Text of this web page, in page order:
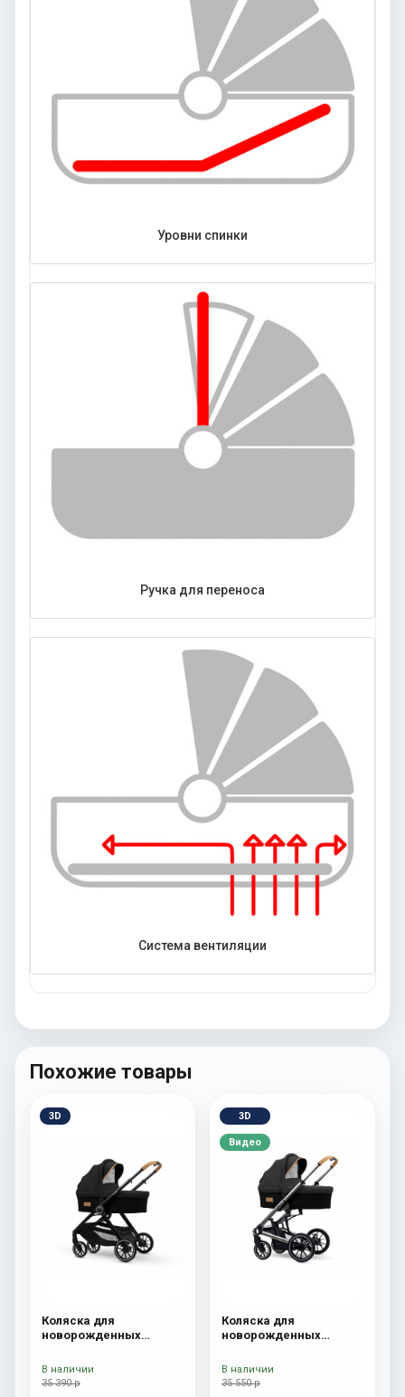
Уровни спинки
Ручка для переноса
Система вентиляции
Похожие товары
3D
Коляска для
новорожденных
35 390 р
В наличии
3D
Видео
Коляска для
новорожденных
35 550 р
В наличии